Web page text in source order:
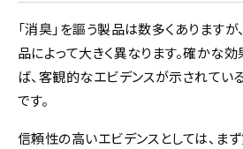
「消臭」を謳う製品は数多くあります
品によって大きく異なります。確かな
ば、客観的なエビデンスが示されてい
です。
信頼性の高いエビデンスとしては、ま